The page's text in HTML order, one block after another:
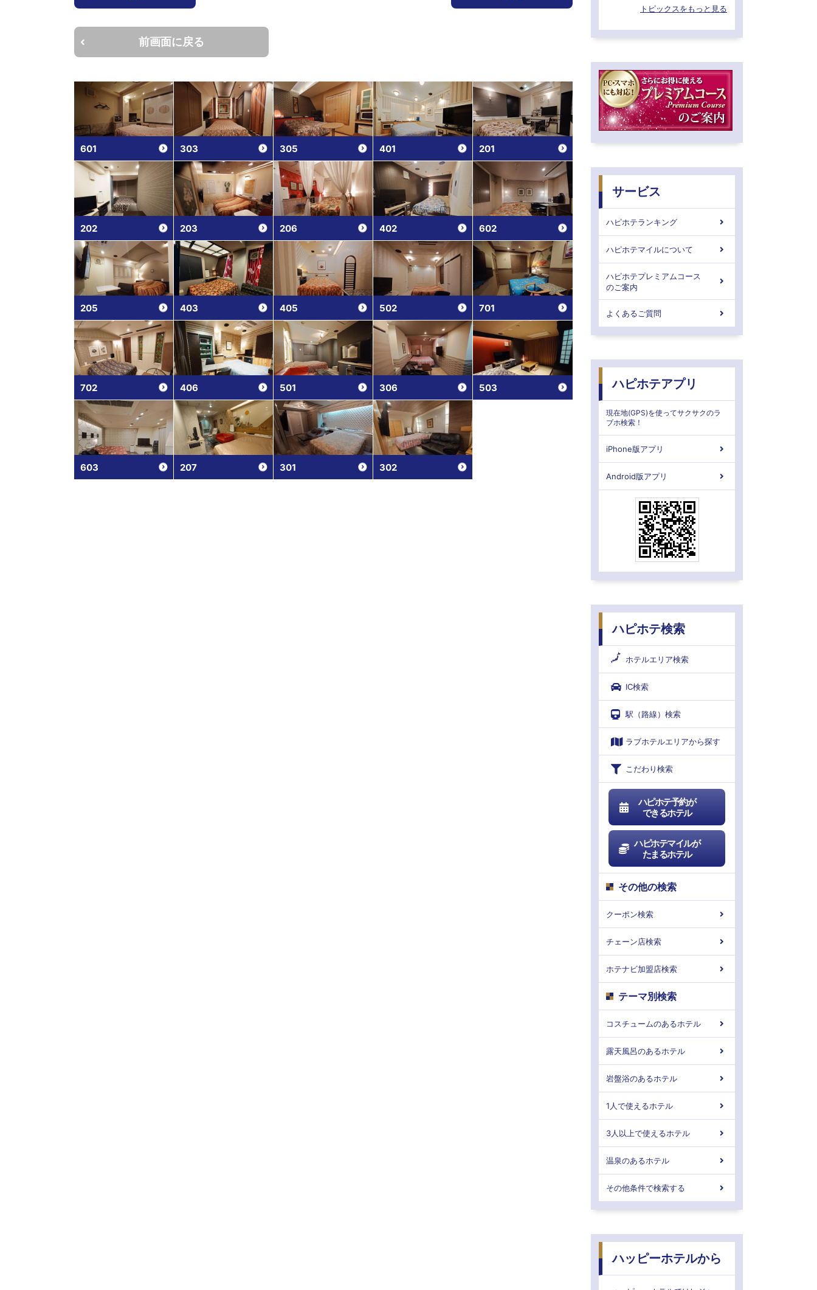
前画面に戻る
601 303 305 401 201
202 203 206 402 602
205 403 405 502 701
702 406 501 306 503
603 207 301 302
トピックスをもっと見る
サービス
ハピホテランキング
ハピホテマイルについて
ハピホテプレミアムコース
のご案内
よくあるご質問
ハピホテアプリ
現在地(GPS)を使ってサクサクのラ
ブホ検索！
iPhone版アプリ
Android版アプリ
ハピホテ検索
ホテルエリア検索
IC検索
駅（路線）検索
ラブホテルエリアから探す
こだわり検索
ハピホテ予約が
できるホテル
ハピホテマイルが
たまるホテル
その他の検索
クーポン検索
チェーン店検索
ホテナビ加盟店検索
テーマ別検索
コスチュームのあるホテル
露天風呂のあるホテル
岩盤浴のあるホテル
1人で使えるホテル
3人以上で使えるホテル
温泉のあるホテル
その他条件で検索する
ハッピーホテルから